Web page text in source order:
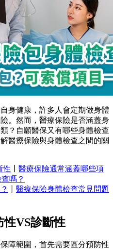
身健康，許多人會定期做身體
。然而，醫療保險是否涵蓋身
？自願醫保又有哪些身體檢查
醫療保險與身體檢查之間的關
性
醫療保險通常涵蓋哪些項
嗎？
醫療保險身體檢查常見問題
性VS診斷性
障範圍，首先需要區分預防性